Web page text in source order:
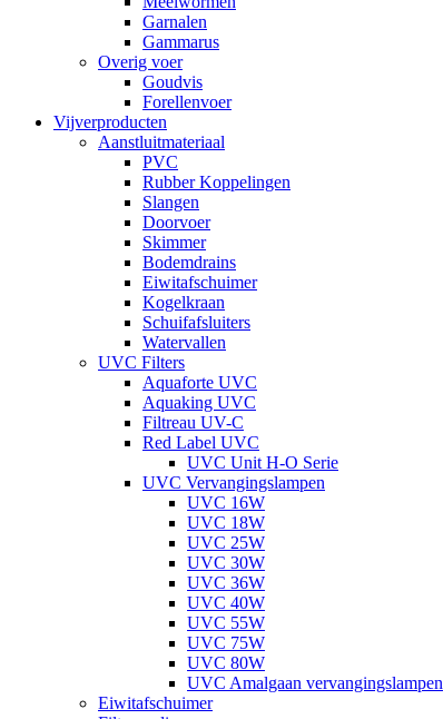
Garnalen
Gammarus
Overig voer
Goudvis
Forellenvoer
Vijverproducten
Aanstluitmateriaal
PVC
Rubber Koppelingen
Slangen
Doorvoer
Skimmer
Bodemdrains
Eiwitafschuimer
Kogelkraan
Schuifafsluiters
Watervallen
UVC Filters
Aquaforte UVC
Aquaking UVC
Filtreau UV-C
Red Label UVC
UVC Unit H-O Serie
UVC Vervangingslampen
UVC 16W
UVC 18W
UVC 25W
UVC 30W
UVC 36W
UVC 40W
UVC 55W
UVC 75W
UVC 80W
UVC Amalgaan vervangingslampen
Eiwitafschuimer